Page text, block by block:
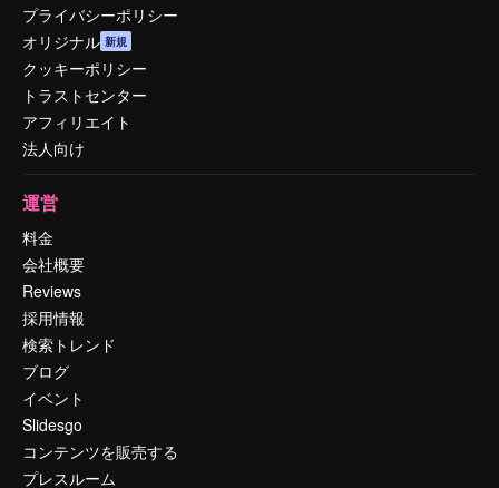
プライバシーポリシー
オリジナル 新規
クッキーポリシー
トラストセンター
アフィリエイト
法人向け
運営
料金
会社概要
Reviews
採用情報
検索トレンド
ブログ
イベント
Slidesgo
コンテンツを販売する
プレスルーム